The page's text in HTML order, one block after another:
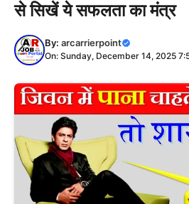
से सिखें ये सफलता का मंत्र
By: arcarrierpoint
On: Sunday, December 14, 2025